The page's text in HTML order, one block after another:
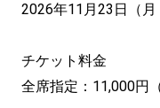
2026年11月23日（
チケット料金
全席指定：11,000円